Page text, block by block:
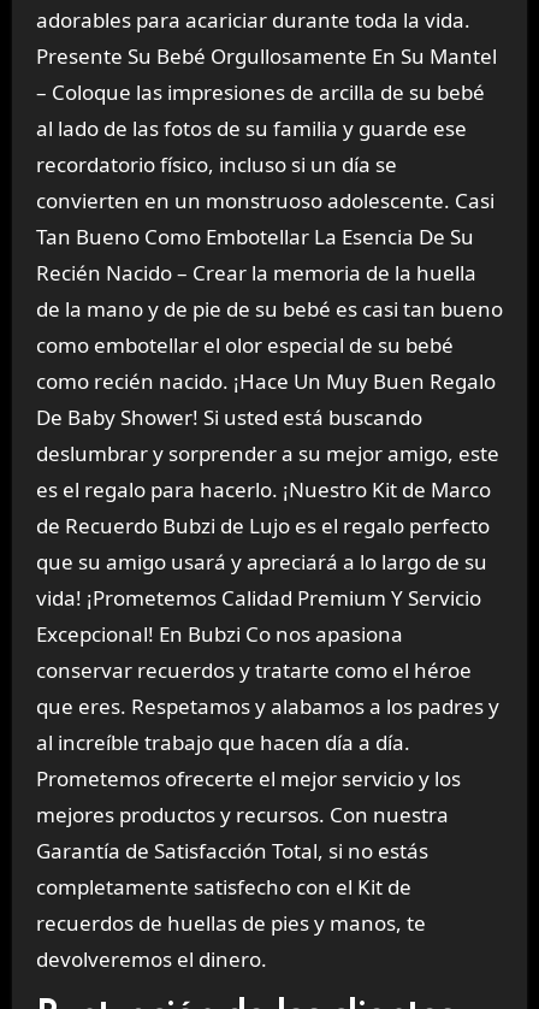
adorables para acariciar durante toda la vida.
Presente Su Bebé Orgullosamente En Su Mantel
– Coloque las impresiones de arcilla de su bebé
al lado de las fotos de su familia y guarde ese
recordatorio físico, incluso si un día se
convierten en un monstruoso adolescente. Casi
Tan Bueno Como Embotellar La Esencia De Su
Recién Nacido – Crear la memoria de la huella
de la mano y de pie de su bebé es casi tan bueno
como embotellar el olor especial de su bebé
como recién nacido. ¡Hace Un Muy Buen Regalo
De Baby Shower! Si usted está buscando
deslumbrar y sorprender a su mejor amigo, este
es el regalo para hacerlo. ¡Nuestro Kit de Marco
de Recuerdo Bubzi de Lujo es el regalo perfecto
que su amigo usará y apreciará a lo largo de su
vida! ¡Prometemos Calidad Premium Y Servicio
Excepcional! En Bubzi Co nos apasiona
conservar recuerdos y tratarte como el héroe
que eres. Respetamos y alabamos a los padres y
al increíble trabajo que hacen día a día.
Prometemos ofrecerte el mejor servicio y los
mejores productos y recursos. Con nuestra
Garantía de Satisfacción Total, si no estás
completamente satisfecho con el Kit de
recuerdos de huellas de pies y manos, te
devolveremos el dinero.